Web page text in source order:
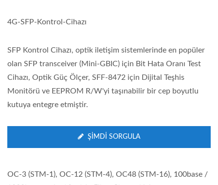
4G-SFP-Kontrol-Cihazı
SFP Kontrol Cihazı, optik iletişim sistemlerinde en popüler
olan SFP transceiver (Mini-GBIC) için Bit Hata Oranı Test
Cihazı, Optik Güç Ölçer, SFF-8472 için Dijital Teşhis
Monitörü ve EEPROM R/W'yi taşınabilir bir cep boyutlu
kutuya entegre etmiştir.
ŞIMDI SORGULA
OC-3 (STM-1), OC-12 (STM-4), OC48 (STM-16), 100base /